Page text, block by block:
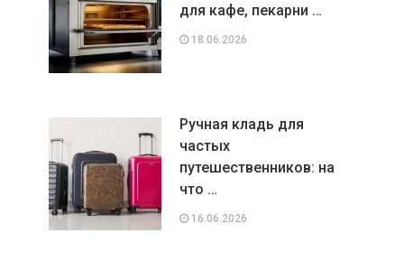
для кафе, пекарни …
18.06.2026
Ручная кладь для
частых
путешественников: на
что …
16.06.2026